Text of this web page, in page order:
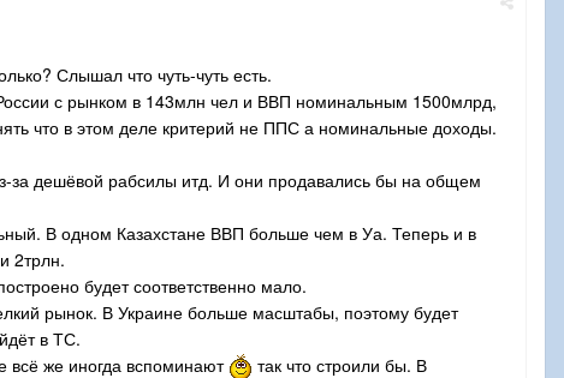
Слышал что чуть-чуть есть.
с рынком в 143млн чел и ВВП номинальным 1500млрд,
что в этом деле критерий не ППС а номинальные доходы.
за дешёвой рабсилы итд. И они продавались бы на общем
В одном Казахстане ВВП больше чем в Уа. Теперь и в
2трлн.
будет соответственно мало.
рынок. В Украине больше масштабы, поэтому будет
в ТС.
всё же иногда вспоминают
так что строили бы. В